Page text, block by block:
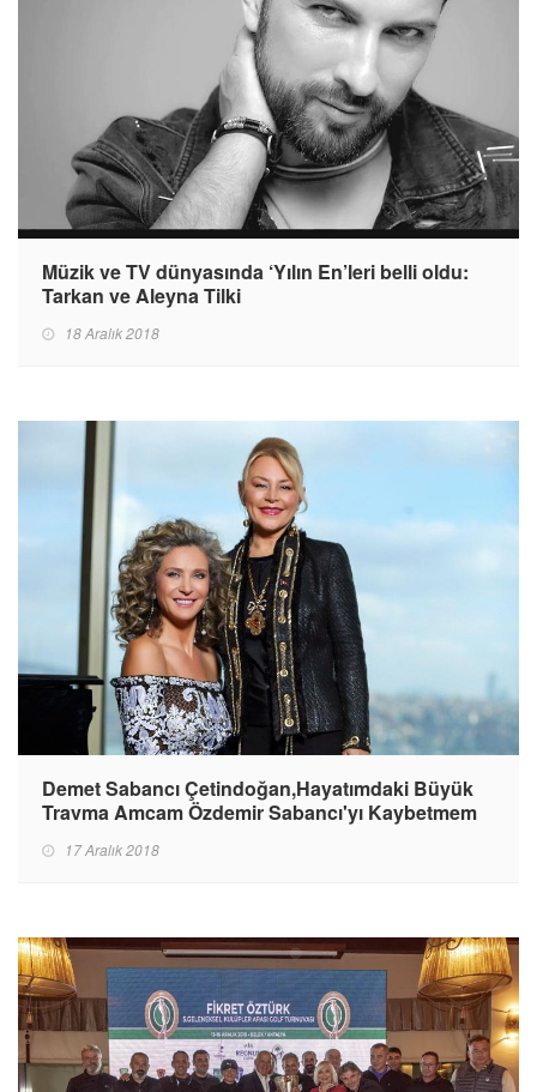
Müzik ve TV dünyasında ‘Yılın En’leri belli oldu:
Tarkan ve Aleyna Tilki
18 Aralık 2018
Demet Sabancı Çetindoğan,Hayatımdaki Büyük
Travma Amcam Özdemir Sabancı'yı Kaybetmem
17 Aralık 2018